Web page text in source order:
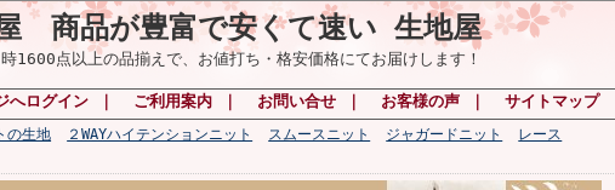
商品が豊富で安くて速い 生地屋
1600点以上の品揃えで、お値打ち・格安価格にてお届けします！
へログイン ご利用案内 お問い合せ お客様の声 サイトマップ
の生地 ２WAYハイテンションニット スムースニット ジャガードニット
レース